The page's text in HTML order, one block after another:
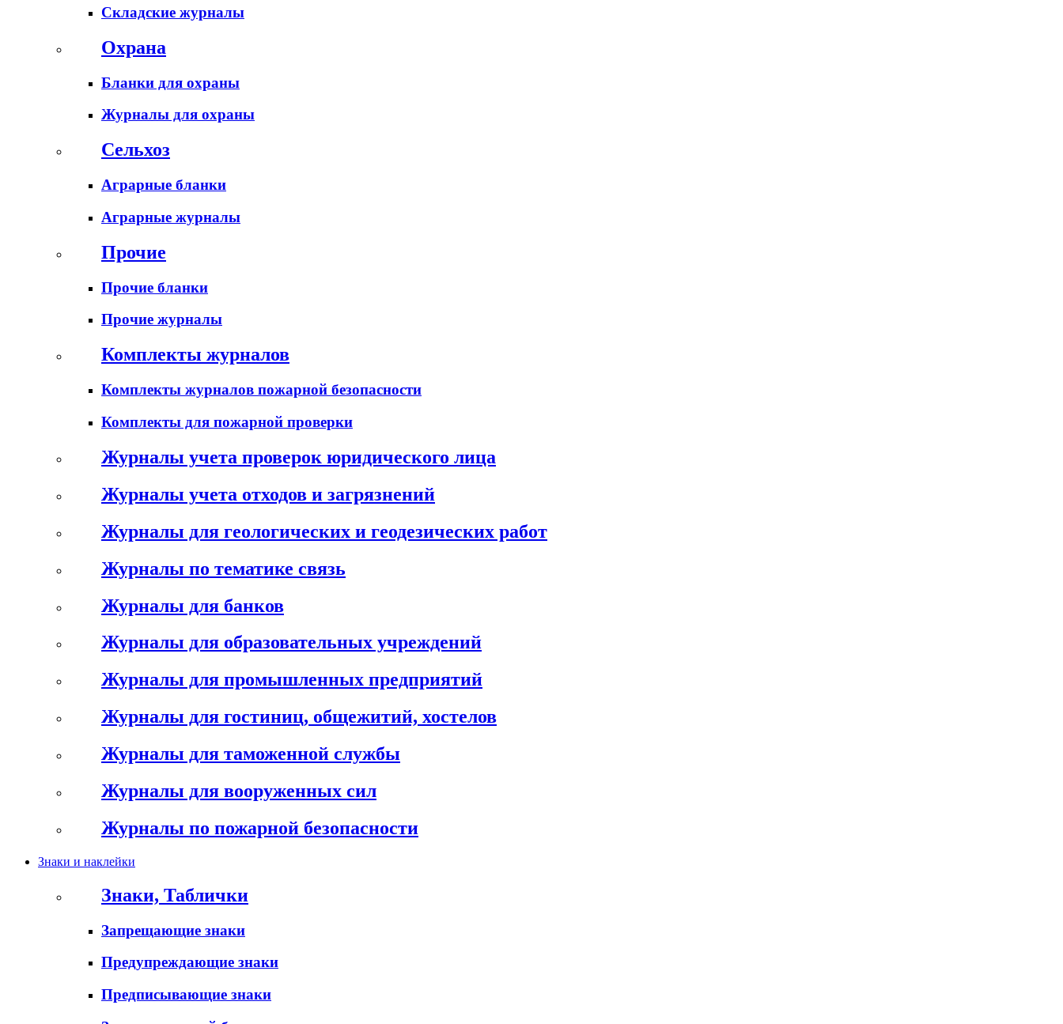
Складские журналы
Охрана
Бланки для охраны
Журналы для охраны
Сельхоз
Аграрные бланки
Аграрные журналы
Прочие
Прочие бланки
Прочие журналы
Комплекты журналов
Комплекты журналов пожарной безопасности
Комплекты для пожарной проверки
Журналы учета проверок юридического лица
Журналы учета отходов и загрязнений
Журналы для геологических и геодезических работ
Журналы по тематике связь
Журналы для банков
Журналы для образовательных учреждений
Журналы для промышленных предприятий
Журналы для гостиниц, общежитий, хостелов
Журналы для таможенной службы
Журналы для вооруженных сил
Журналы по пожарной безопасности
Знаки и наклейки
Знаки, Таблички
Запрещающие знаки
Предупреждающие знаки
Предписывающие знаки